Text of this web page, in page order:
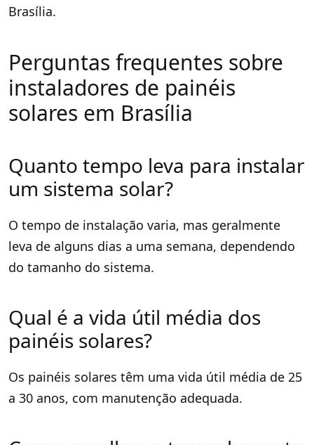
Brasília.
Perguntas frequentes sobre
instaladores de painéis
solares em Brasília
Quanto tempo leva para instalar
um sistema solar?
O tempo de instalação varia, mas geralmente
leva de alguns dias a uma semana, dependendo
do tamanho do sistema.
Qual é a vida útil média dos
painéis solares?
Os painéis solares têm uma vida útil média de 25
a 30 anos, com manutenção adequada.